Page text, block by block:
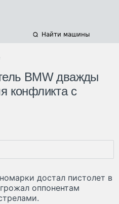
Найти машины
BMW дважды
конфликта с
достал пистолет в
оппонентам